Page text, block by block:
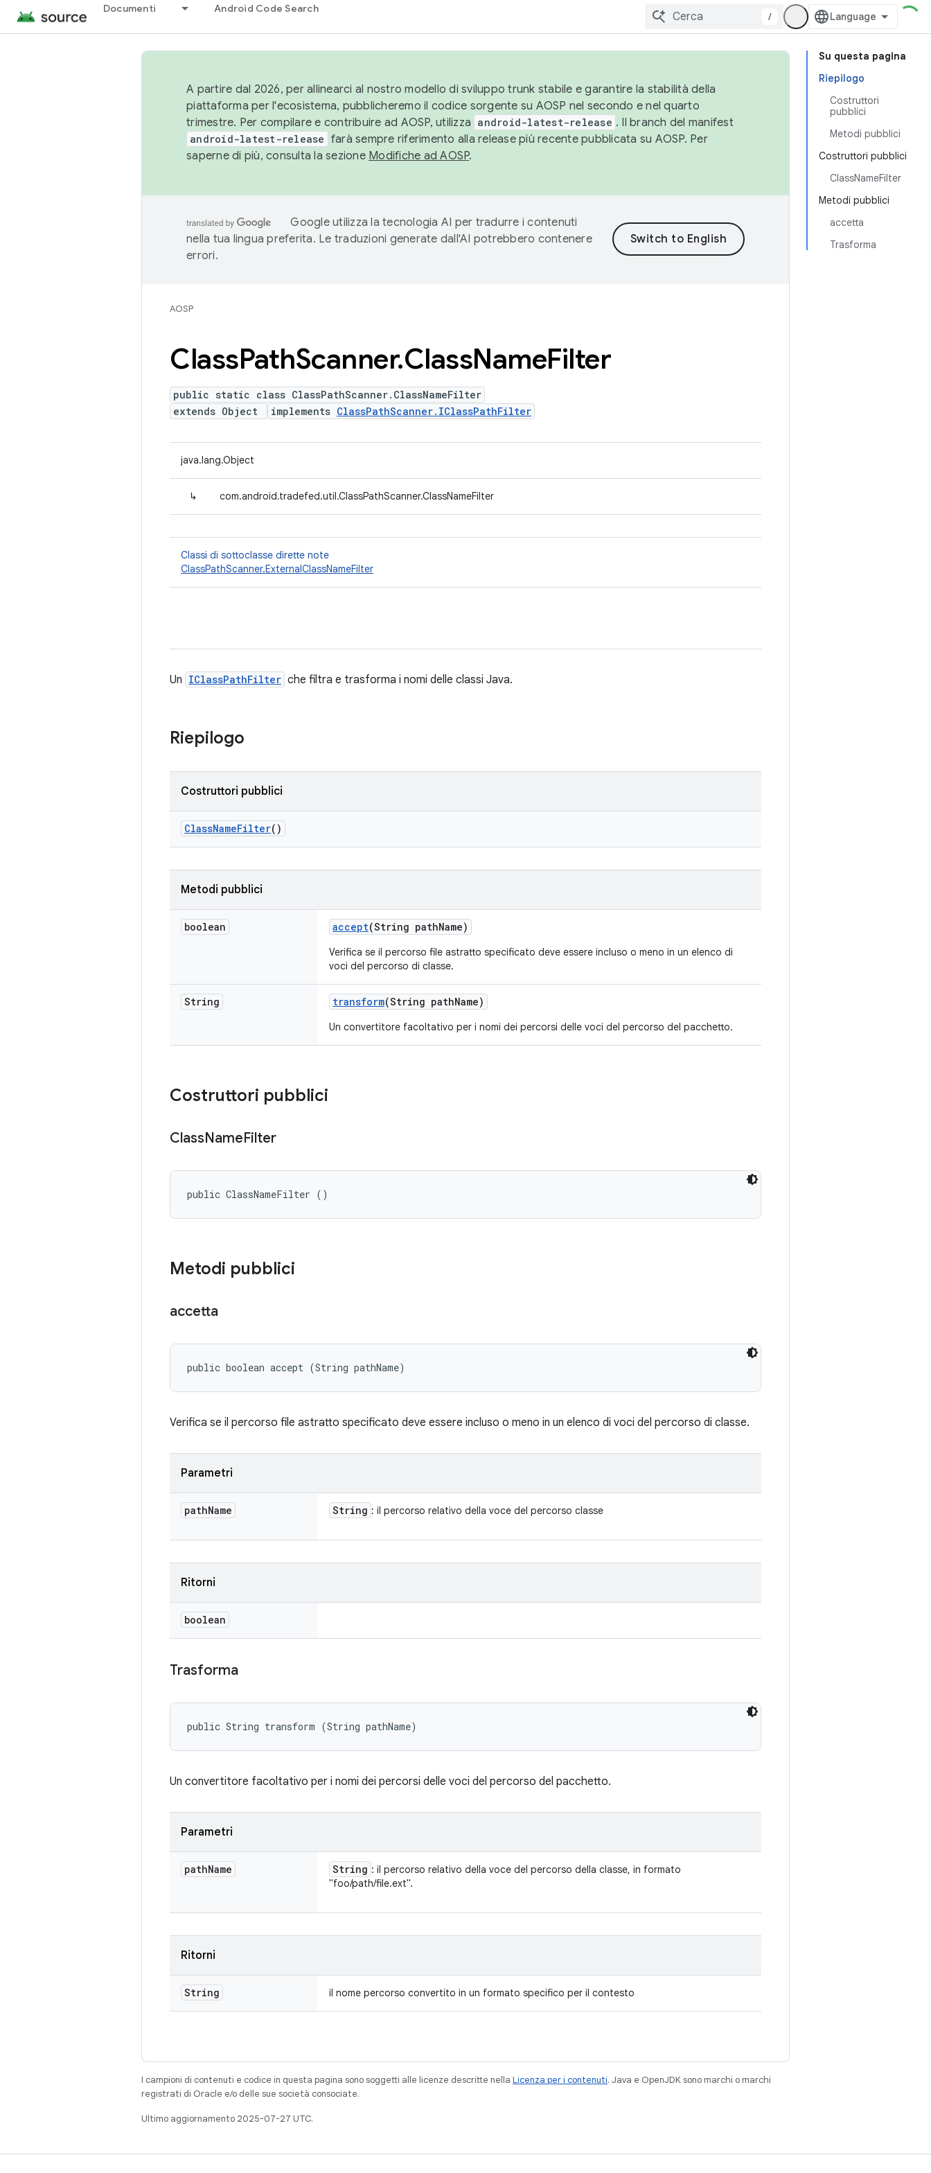
Documenti Android Code Search
/
Su questa pagina
Riepilogo
Costruttori
pubblici
Metodi pubblici
Costruttori pubblici
ClassNameFilter
Metodi pubblici
accetta
Trasforma
A partire dal 2026, per allinearci al nostro modello di sviluppo trunk stabile e garantire la stabilità della
piattaforma per l'ecosistema, pubblicheremo il codice sorgente su AOSP nel secondo e nel quarto
trimestre. Per compilare e contribuire ad AOSP, utilizza android-latest-release . Il branch del manifest
android-latest-release farà sempre riferimento alla release più recente pubblicata su AOSP. Per
saperne di più, consulta la sezione Modifiche ad AOSP.
Google utilizza la tecnologia AI per tradurre i contenuti
nella tua lingua preferita. Le traduzioni generate dall'AI potrebbero contenere
errori.
AOSP
ClassPathScanner.ClassNameFilter
public static class ClassPathScanner.ClassNameFilter
extends Object
implements ClassPathScanner.IClassPathFilter
java.lang.Object
↳ com.android.tradefed.util.ClassPathScanner.ClassNameFilter
Classi di sottoclasse dirette note
ClassPathScanner.ExternalClassNameFilter
Un IClassPathFilter che filtra e trasforma i nomi delle classi Java.
Riepilogo
Costruttori pubblici
ClassNameFilter()
Metodi pubblici
boolean accept(String pathName)
Verifica se il percorso file astratto specificato deve essere incluso o meno in un elenco di
voci del percorso di classe.
String transform(String pathName)
Un convertitore facoltativo per i nomi dei percorsi delle voci del percorso del pacchetto.
Costruttori pubblici
ClassNameFilter
public ClassNameFilter ()
Metodi pubblici
accetta
public boolean accept (String pathName)
Verifica se il percorso file astratto specificato deve essere incluso o meno in un elenco di voci del percorso di classe.
Parametri
pathName String : il percorso relativo della voce del percorso classe
Ritorni
boolean
Trasforma
public String transform (String pathName)
Un convertitore facoltativo per i nomi dei percorsi delle voci del percorso del pacchetto.
Parametri
pathName String : il percorso relativo della voce del percorso della classe, in formato
"foo/path/file.ext".
Ritorni
String il nome percorso convertito in un formato specifico per il contesto
I campioni di contenuti e codice in questa pagina sono soggetti alle licenze descritte nella Licenza per i contenuti. Java e OpenJDK sono marchi o marchi
registrati di Oracle e/o delle sue società consociate.
Ultimo aggiornamento 2025-07-27 UTC.